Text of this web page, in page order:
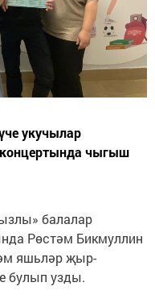
укучылар
концертында чыгыш
балалар
Рөстәм Бикмуллин
яшьләр җыр-
булып узды.